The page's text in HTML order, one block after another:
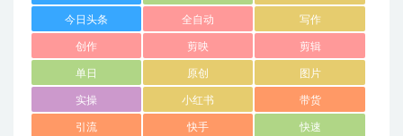
今日头条 全自动 写作
创作 剪映 剪辑
单日 原创 图片
实操 小红书 带货
引流 快手 快速